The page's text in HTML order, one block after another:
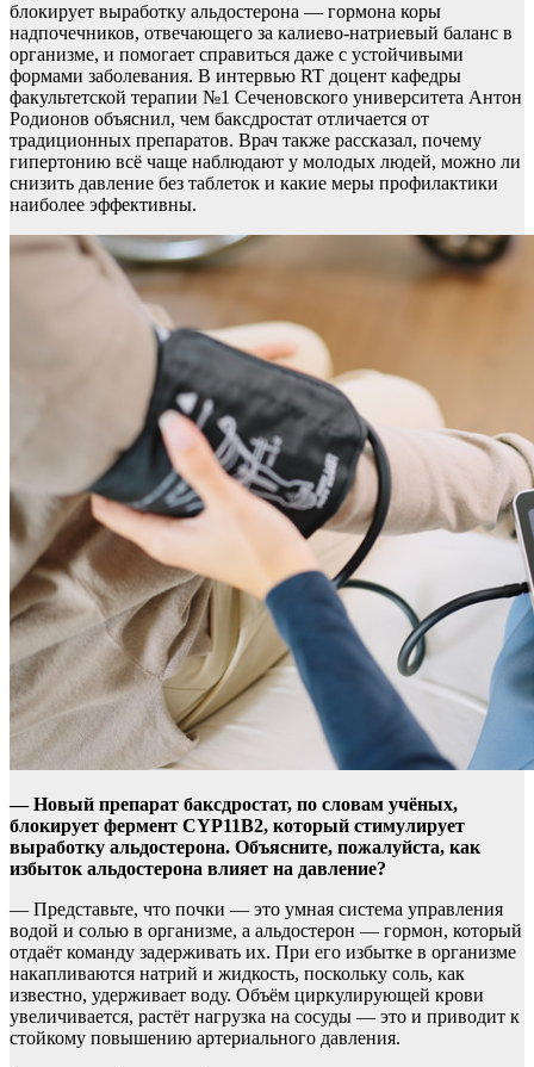
блокирует выработку альдостерона — гормона коры
надпочечников, отвечающего за калиево-натриевый баланс в
организме, и помогает справиться даже с устойчивыми
формами заболевания. В интервью RT доцент кафедры
факультетской терапии №1 Сеченовского университета Антон
Родионов объяснил, чем баксдростат отличается от
традиционных препаратов. Врач также рассказал, почему
гипертонию всё чаще наблюдают у молодых людей, можно ли
снизить давление без таблеток и какие меры профилактики
наиболее эффективны.
— Новый препарат баксдростат, по словам учёных,
блокирует фермент CYP11B2, который стимулирует
выработку альдостерона. Объясните, пожалуйста, как
избыток альдостерона влияет на давление?
— Представьте, что почки — это умная система управления
водой и солью в организме, а альдостерон — гормон, который
отдаёт команду задерживать их. При его избытке в организме
накапливаются натрий и жидкость, поскольку соль, как
известно, удерживает воду. Объём циркулирующей крови
увеличивается, растёт нагрузка на сосуды — это и приводит к
стойкому повышению артериального давления.